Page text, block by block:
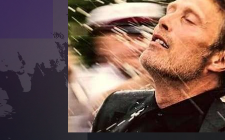
Radio en vivo Sostenibilidad
Tendencias Deportes
Entretención y Cultura Opinión
Dato en Pauta Señal 2
Contenido Patrocinado